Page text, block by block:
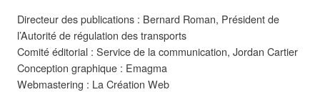
Directeur des publications : Bernard Roman, Président de
l’Autorité de régulation des transports
Comité éditorial : Service de la communication, Jordan Cartier
Conception graphique : Emagma
Webmastering : La Création Web